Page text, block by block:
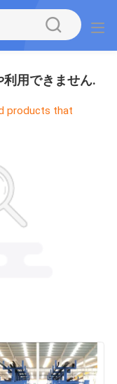
用できません.
products that